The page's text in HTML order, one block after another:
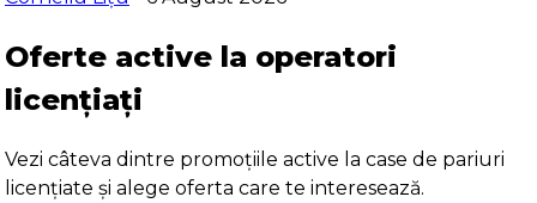
Oferte active la operatori
licențiați
Vezi câteva dintre promoțiile active la case de pariuri
licențiate și alege oferta care te interesează.